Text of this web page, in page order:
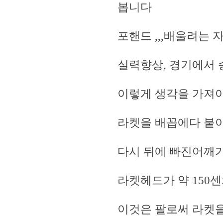
봅니다
포핸드 ,,,배울려는
실력향상, 경기에서
이렇게 생각을 가져
라켓을 배꼽에다 붙
다시 뒤에 빠진어깨
라켓헤드가 약 150
이것은 팔로써 라켓